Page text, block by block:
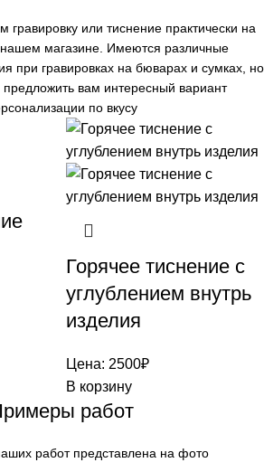
или тиснение практически на
магазине. Имеются различные
при гравировках на бюварах и сумках, но
вам интересный вариант
по вкусу
Горячее тиснение с
углублением внутрь
изделия
Цена: 2500₽
В корзину
работ
работ представлена на фото